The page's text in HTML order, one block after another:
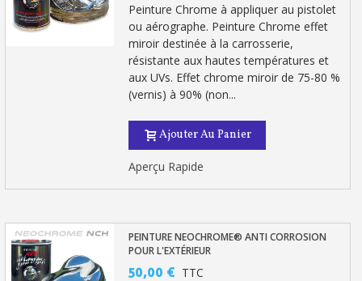
Partagez vos créations et obtenez des bons d'achat
Gagnez des points de fidélité à chaque commande
Livraison sous 24 h en France Métropolitaine
Retour produits sous 14 jours
Réduction de 5€ sur la première commande
10€ de bon d'achat pour chaque parrainage
Inscription à la newsletter : 5€ de réduction
Peinture Chrome à appliquer au pistolet
ou aérographe. Peinture Chrome effet
miroir destinée à la carrosserie,
résistante aux hautes températures et
aux UVs. Effet chrome miroir de 75-80 %
(vernis) à 90% (non...
Ajouter Au Panier
Aperçu Rapide
PEINTURE NEOCHROME® ANTI CORROSION
POUR L'EXTÉRIEUR
50,00 € TTC